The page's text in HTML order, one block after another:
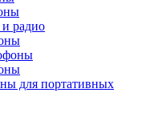
радио
для портативных